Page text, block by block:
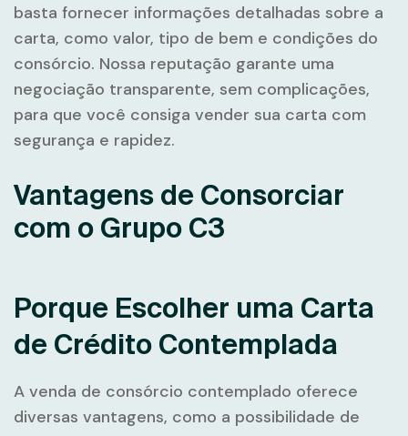
basta fornecer informações detalhadas sobre a
carta, como valor, tipo de bem e condições do
consórcio. Nossa reputação garante uma
negociação transparente, sem complicações,
para que você consiga vender sua carta com
segurança e rapidez.
Vantagens de Consorciar
com o Grupo C3
Porque Escolher uma Carta
de Crédito Contemplada
A venda de consórcio contemplado oferece
diversas vantagens, como a possibilidade de